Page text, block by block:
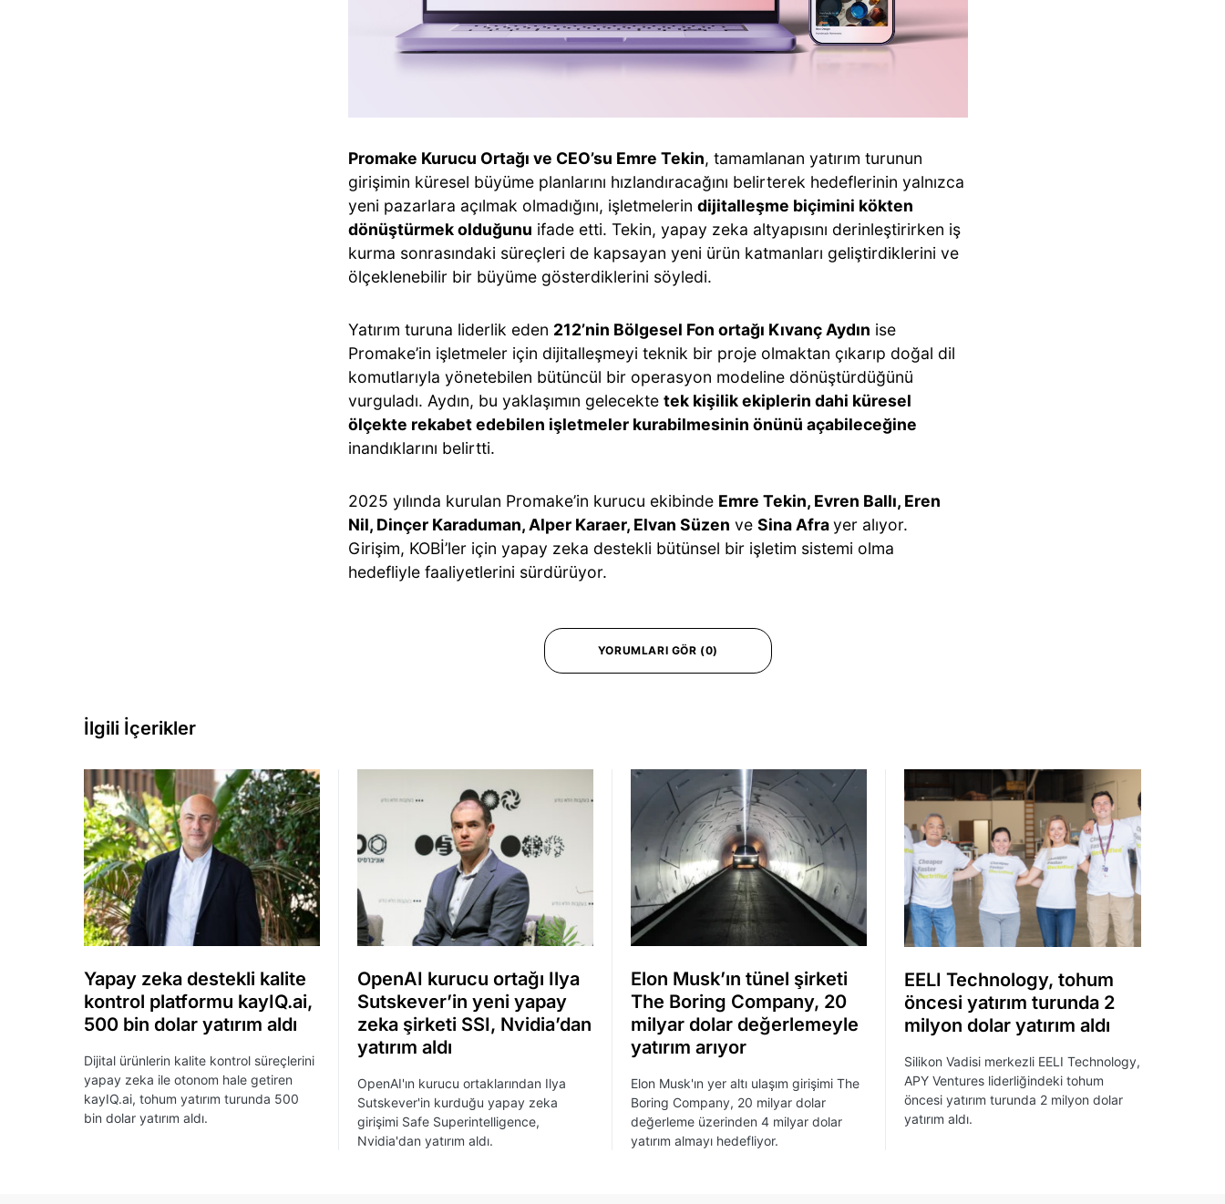
Promake Kurucu Ortağı ve CEO’su Emre Tekin, tamamlanan yatırım turunun
girişimin küresel büyüme planlarını hızlandıracağını belirterek hedeflerinin yalnızca
yeni pazarlara açılmak olmadığını, işletmelerin dijitalleşme biçimini kökten
dönüştürmek olduğunu ifade etti. Tekin, yapay zeka altyapısını derinleştirirken iş
kurma sonrasındaki süreçleri de kapsayan yeni ürün katmanları geliştirdiklerini ve
ölçeklenebilir bir büyüme gösterdiklerini söyledi.
Yatırım turuna liderlik eden 212’nin Bölgesel Fon ortağı Kıvanç Aydın ise
Promake’in işletmeler için dijitalleşmeyi teknik bir proje olmaktan çıkarıp doğal dil
komutlarıyla yönetebilen bütüncül bir operasyon modeline dönüştürdüğünü
vurguladı. Aydın, bu yaklaşımın gelecekte tek kişilik ekiplerin dahi küresel
ölçekte rekabet edebilen işletmeler kurabilmesinin önünü açabileceğine
inandıklarını belirtti.
2025 yılında kurulan Promake’in kurucu ekibinde Emre Tekin, Evren Ballı, Eren
Nil, Dinçer Karaduman, Alper Karaer, Elvan Süzen ve Sina Afrayer alıyor.
Girişim, KOBİ’ler için yapay zeka destekli bütünsel bir işletim sistemi olma
hedefliyle faaliyetlerini sürdürüyor.
YORUMLARI GÖR (0)
İlgili İçerikler
Yapay zeka destekli kalite
kontrol platformu kayIQ.ai,
500 bin dolar yatırım aldı
Dijital ürünlerin kalite kontrol süreçlerini
yapay zeka ile otonom hale getiren
kayIQ.ai, tohum yatırım turunda 500
bin dolar yatırım aldı.
OpenAI kurucu ortağı Ilya
Sutskever’in yeni yapay
zeka şirketi SSI, Nvidia’dan
yatırım aldı
OpenAI'ın kurucu ortaklarından Ilya
Sutskever'in kurduğu yapay zeka
girişimi Safe Superintelligence,
Nvidia'dan yatırım aldı.
Elon Musk’ın tünel şirketi
The Boring Company, 20
milyar dolar değerlemeyle
yatırım arıyor
Elon Musk'ın yer altı ulaşım girişimi The
Boring Company, 20 milyar dolar
değerleme üzerinden 4 milyar dolar
yatırım almayı hedefliyor.
EELI Technology, tohum
öncesi yatırım turunda 2
milyon dolar yatırım aldı
Silikon Vadisi merkezli EELI Technology,
APY Ventures liderliğindeki tohum
öncesi yatırım turunda 2 milyon dolar
yatırım aldı.